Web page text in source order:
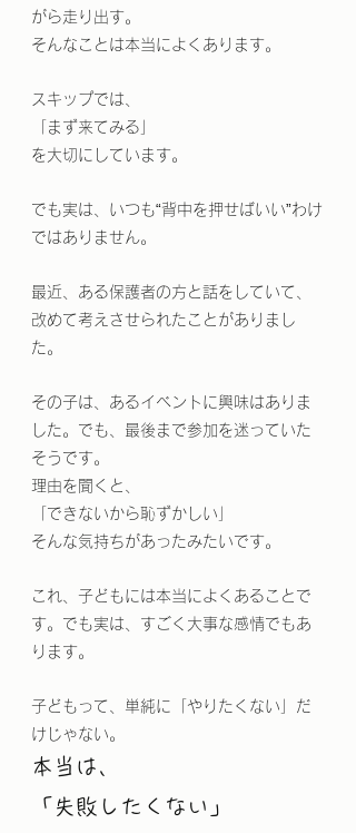
がら走り出す。
そんなことは本当によくあります。
スキップでは、
「まず来てみる」
を大切にしています。
でも実は、いつも“背中を押せばいい”わけ
ではありません。
最近、ある保護者の方と話をしていて、
改めて考えさせられたことがありまし
た。
その子は、あるイベントに興味はありま
した。でも、最後まで参加を迷っていた
そうです。
理由を聞くと、
「できないから恥ずかしい」
そんな気持ちがあったみたいです。
これ、子どもには本当によくあることで
す。でも実は、すごく大事な感情でもあ
ります。
子どもって、単純に「やりたくない」だ
けじゃない。
本当は、
「失敗したくない」